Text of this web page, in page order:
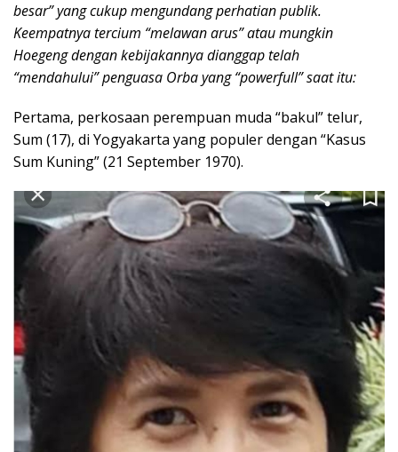
besar” yang cukup mengundang perhatian publik.
Keempatnya tercium “melawan arus” atau mungkin
Hoegeng dengan kebijakannya dianggap telah
“mendahului” penguasa Orba yang “powerfull” saat itu:
Pertama, perkosaan perempuan muda “bakul” telur,
Sum (17), di Yogyakarta yang populer dengan “Kasus
Sum Kuning” (21 September 1970).